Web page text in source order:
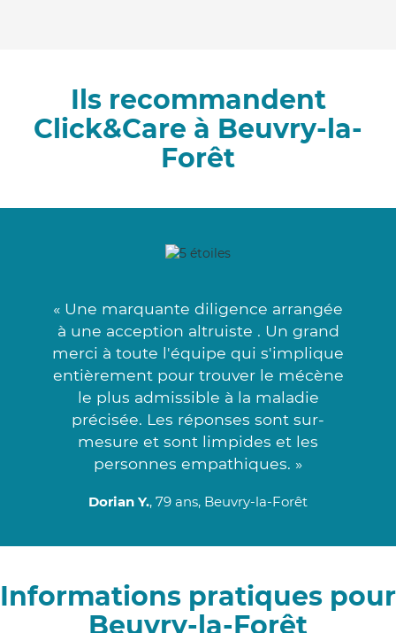
Ils recommandent
Click&Care à Beuvry-la-
Forêt
« Une marquante diligence arrangée
à une acception altruiste . Un grand
merci à toute l'équipe qui s'implique
entièrement pour trouver le mécène
le plus admissible à la maladie
précisée. Les réponses sont sur-
mesure et sont limpides et les
personnes empathiques. »
Dorian Y., 79 ans, Beuvry-la-Forêt
Informations pratiques pour
Beuvry-la-Forêt